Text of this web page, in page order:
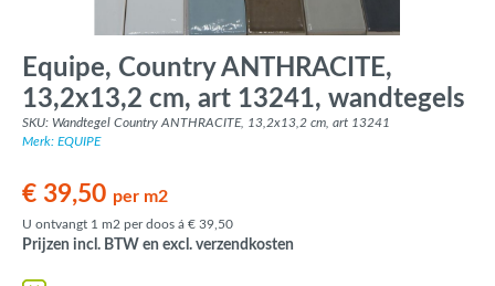
Equipe, Country ANTHRACITE,
13,2x13,2 cm, art 13241, wandtegels
SKU: Wandtegel Country ANTHRACITE, 13,2x13,2 cm, art 13241
Merk: EQUIPE
€ 39,50 per m2
U ontvangt 1 m2 per doos á € 39,50
Prijzen incl. BTW en excl. verzendkosten